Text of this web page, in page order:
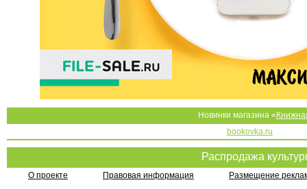
Новинки магазина «
bookovka.ru
Распродажа
О проекте Правовая информация Размещение